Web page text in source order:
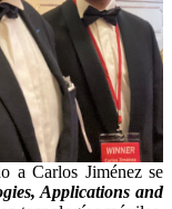
a Carlos Jiménez se
Applications and